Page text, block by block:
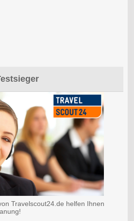
Travelscout24.de helfen Ihnen